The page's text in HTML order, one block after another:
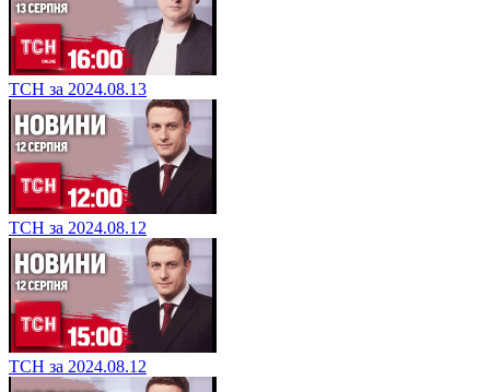
ТСН за 2024.08.13
ТСН за 2024.08.12
ТСН за 2024.08.12